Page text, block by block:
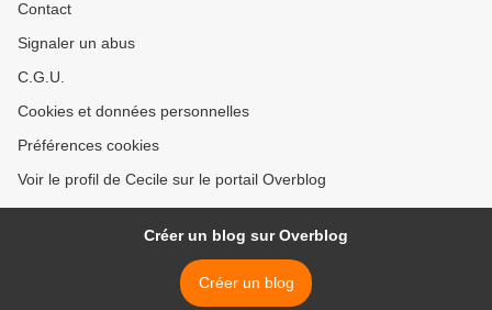
Contact
Signaler un abus
C.G.U.
Cookies et données personnelles
Préférences cookies
Voir le profil de Cecile sur le portail Overblog
Créer un blog sur Overblog
Créer un blog